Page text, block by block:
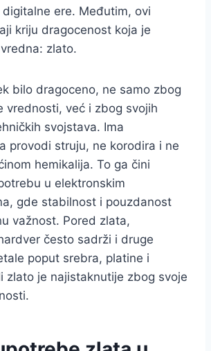
ere. Međutim, ovi
kriju dragocenost koja je
zlato.
bilo dragoceno, ne samo zbog
vrednosti, već i zbog svojih
svojstava. Ima
provodi struju, ne korodira i ne
hemikalija. To ga čini
u elektronskim
gde stabilnost i pouzdanost
važnost. Pored zlata,
često sadrži i druge
poput srebra, platine i
zlato je najistaknutije zbog svoje